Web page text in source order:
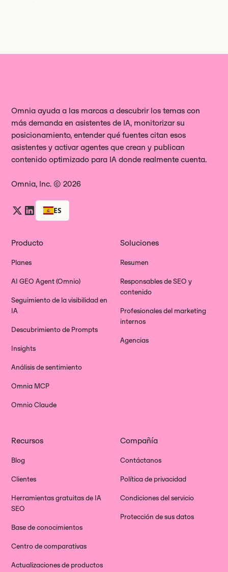
Omnia ayuda a las marcas a descubrir los temas con
más demanda en asistentes de IA, monitorizar su
posicionamiento, entender qué fuentes citan esos
asistentes y activar agentes que crean y publican
contenido optimizado para IA donde realmente cuenta.
Omnia, Inc. © 2026
ES
Producto
Planes
AI GEO Agent (Omnio)
Seguimiento de la visibilidad en
IA
Descubrimiento de Prompts
Insights
Análisis de sentimiento
Omnia MCP
Omnio Claude
Soluciones
Resumen
Responsables de SEO y
contenido
Profesionales del marketing
internos
Agencias
Recursos
Blog
Clientes
Herramientas gratuitas de IA
SEO
Base de conocimientos
Centro de comparativas
Actualizaciones de productos
Compañía
Contáctanos
Política de privacidad
Condiciones del servicio
Protección de sus datos